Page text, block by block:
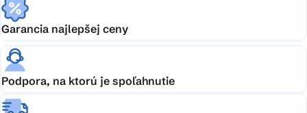
Garancia najlepšej ceny
Podpora, na ktorú je spoľahnutie